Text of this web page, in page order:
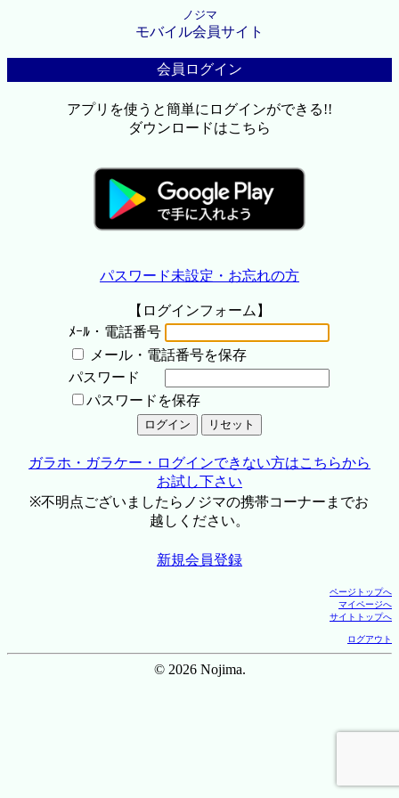
ノジマ
モバイル会員サイト
会員ログイン
アプリを使うと簡単にログインができる!!
ダウンロードはこちら
パスワード未設定・お忘れの方
【ログインフォーム】
ﾒｰﾙ・電話番号
メール・電話番号を保存
パスワード
パスワードを保存
ガラホ・ガラケー・ログインできない方はこちらから
お試し下さい
※不明点ございましたらノジマの携帯コーナーまでお
越しください。
新規会員登録
ページトップへ
マイページへ
サイトトップへ
ログアウト
© 2026 Nojima.